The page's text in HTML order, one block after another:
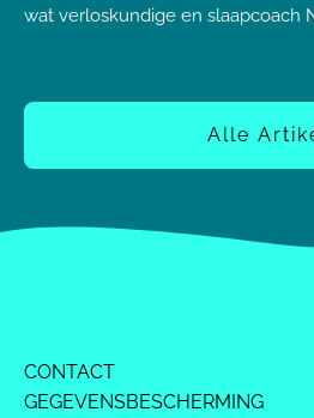
wat verloskundige en slaapcoach
ouders...
Alle
CONTACT
GEGEVENSBESCHERMING